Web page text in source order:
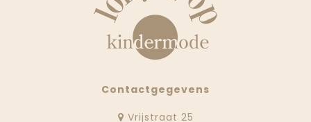
Contactgegevens
Vrijstraat 25